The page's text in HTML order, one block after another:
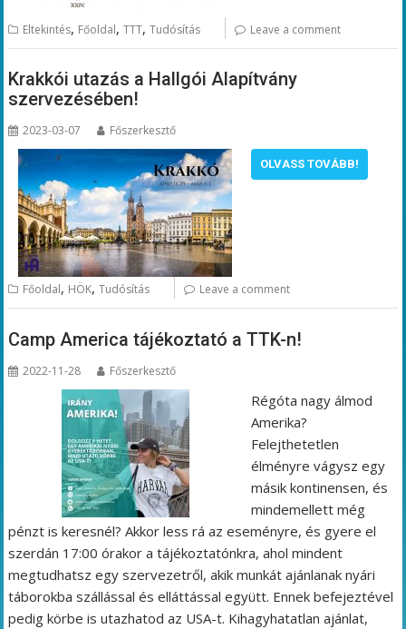
Eltekintés, Főoldal,TTT,Tudósítás Leave a comment
Krakkói utazás a Hallgói Alapítvány
szervezésében!
2023-03-07 Főszerkesztő
OLVASS TOVÁBB!
Főoldal, HÖK,Tudósítás Leave a comment
Camp America tájékoztató a TTK-n!
2022-11-28 Főszerkesztő
Régóta nagy álmod
Amerika?
Felejthetetlen
élményre vágysz egy
másik kontinensen, és
mindemellett még
pénzt is keresnél? Akkor less rá az eseményre, és gyere el
szerdán 17:00 órakor a tájékoztatónkra, ahol mindent
megtudhatsz egy szervezetről, akik munkát ajánlanak nyári
táborokba szállással és elláttással együtt. Ennek befejeztével
pedig körbe is utazhatod az USA-t. Kihagyhatatlan ajánlat,